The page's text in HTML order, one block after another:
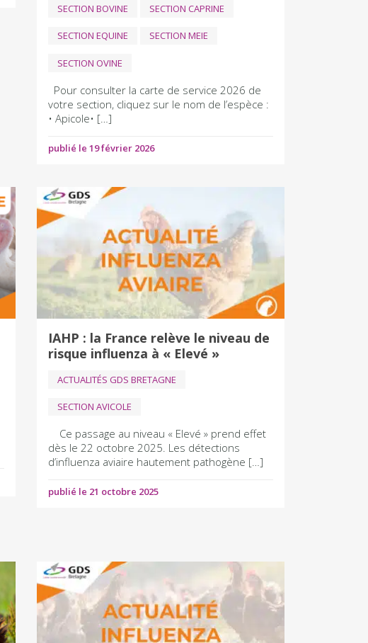
SECTION BOVINE SECTION CAPRINE
SECTION EQUINE SECTION MEIE
SECTION OVINE
Pour consulter la carte de service 2026 de
votre section, cliquez sur le nom de l’espèce :
• Apicole• […]
publié le 19 février 2026
IAHP : la France relève le niveau de
risque influenza à « Elevé »
ACTUALITÉS GDS BRETAGNE
SECTION AVICOLE
Ce passage au niveau « Elevé » prend effet
dès le 22 octobre 2025. Les détections
d’influenza aviaire hautement pathogène […]
publié le 21 octobre 2025